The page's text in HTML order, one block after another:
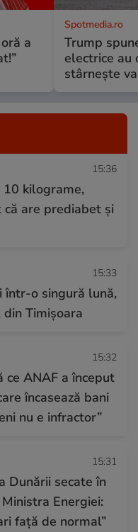
a
Spotmedia.ro
Trump
electrice au
stârnește
15:36
kilograme,
are prediabet și
15:33
într-o singură lună,
Timișoara
15:32
ANAF a început
încasează bani
nu e infractor”
15:31
Dunării secate în
Energiei:
față de normal”